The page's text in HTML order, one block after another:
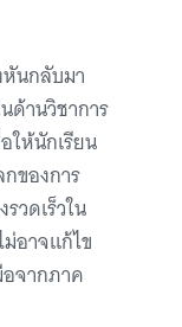
นกลับมา
ด้านวิชาการ
ห้นักเรียน
ของการ
วดเร็วใน
อาจแก้ไข
จากภาค